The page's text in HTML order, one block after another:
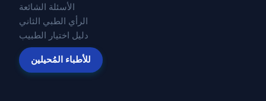
الأسئلة الشائعة
الرأي الطبي الثاني
دليل اختيار الطبيب
للأطباء المُحيلين